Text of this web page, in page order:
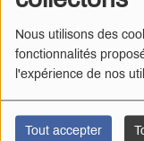
Nous utilisons des
fonctionnalités
l'expérience de nos
Tout accepter
Blah et si on
Blah, et si on en